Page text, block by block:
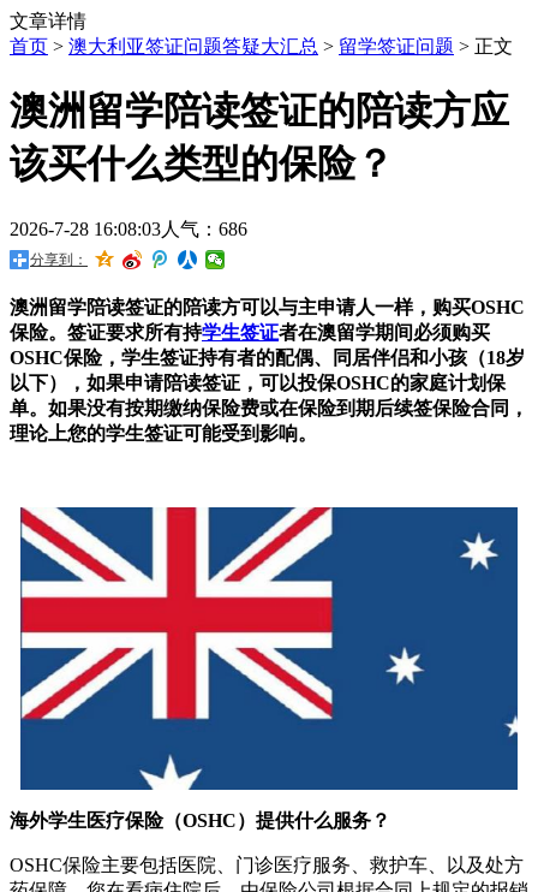
文章详情
首页 > 澳大利亚签证问题答疑大汇总 > 留学签证问题 > 正文
澳洲留学陪读签证的陪读方应
该买什么类型的保险？
2026-7-28 16:08:03人气：686
分享到：
澳洲留学陪读签证的陪读方可以与主申请人一样，购买OSHC
保险。签证要求所有持学生签证者在澳留学期间必须购买
OSHC保险，学生签证持有者的配偶、同居伴侣和小孩（18岁
以下），如果申请陪读签证，可以投保OSHC的家庭计划保
单。如果没有按期缴纳保险费或在保险到期后续签保险合同，
理论上您的学生签证可能受到影响。
海外学生医疗保险（OSHC）提供什么服务？
OSHC保险主要包括医院、门诊医疗服务、救护车、以及处方